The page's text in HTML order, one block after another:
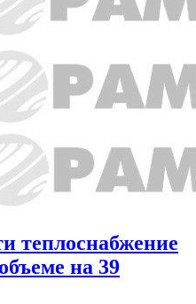
теплоснабжение
на 39